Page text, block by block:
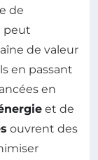
de
peut
de valeur
en passant
en
et de
ouvrent des